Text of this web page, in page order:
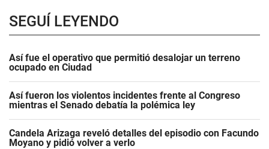
SEGUÍ LEYENDO
Así fue el operativo que permitió desalojar un terreno
ocupado en Ciudad
Así fueron los violentos incidentes frente al Congreso
mientras el Senado debatía la polémica ley
Candela Arizaga reveló detalles del episodio con Facundo
Moyano y pidió volver a verlo